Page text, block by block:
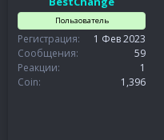
Пользователь
Регистрация
1 Фев 2023
Сообщения
59
Реакции
1
Coin
1,396